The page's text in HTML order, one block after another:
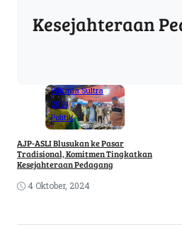
Kesejahteraan
Pilkada Sultra
2024
Politik
AJP-ASLI Blusukan ke Pasar
Tradisional, Komitmen Tingkatkan
Kesejahteraan Pedagang
4 Oktober, 2024